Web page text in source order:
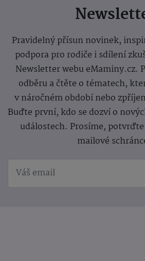
Pravidelný přísun novinek,
podpora pro rodiče i sdílení
Newsletter webu eMaminy.cz.
odběru a čtěte o tématech,
v náročném období nebo
Buďte první, kdo se dozví o
událostech. Prosíme,
mailové